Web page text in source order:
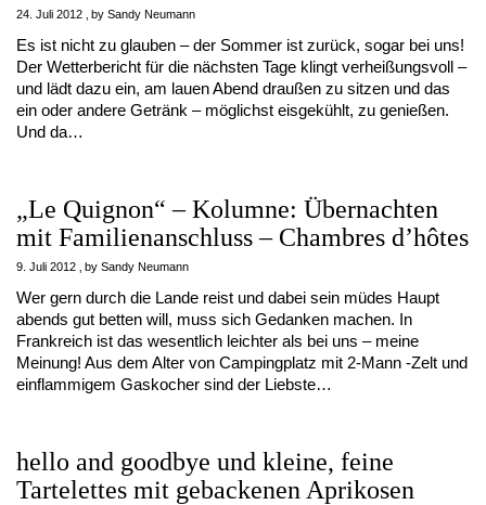
24. Juli 2012 by Sandy Neumann
Es ist nicht zu glauben – der Sommer ist zurück, sogar bei uns!
Der Wetterbericht für die nächsten Tage klingt verheißungsvoll –
und lädt dazu ein, am lauen Abend draußen zu sitzen und das
ein oder andere Getränk – möglichst eisgekühlt, zu genießen.
Und da…
„Le Quignon“ – Kolumne: Übernachten
mit Familienanschluss – Chambres d’hôtes
9. Juli 2012 by Sandy Neumann
Wer gern durch die Lande reist und dabei sein müdes Haupt
abends gut betten will, muss sich Gedanken machen. In
Frankreich ist das wesentlich leichter als bei uns – meine
Meinung! Aus dem Alter von Campingplatz mit 2-Mann -Zelt und
einflammigem Gaskocher sind der Liebste…
hello and goodbye und kleine, feine
Tartelettes mit gebackenen Aprikosen